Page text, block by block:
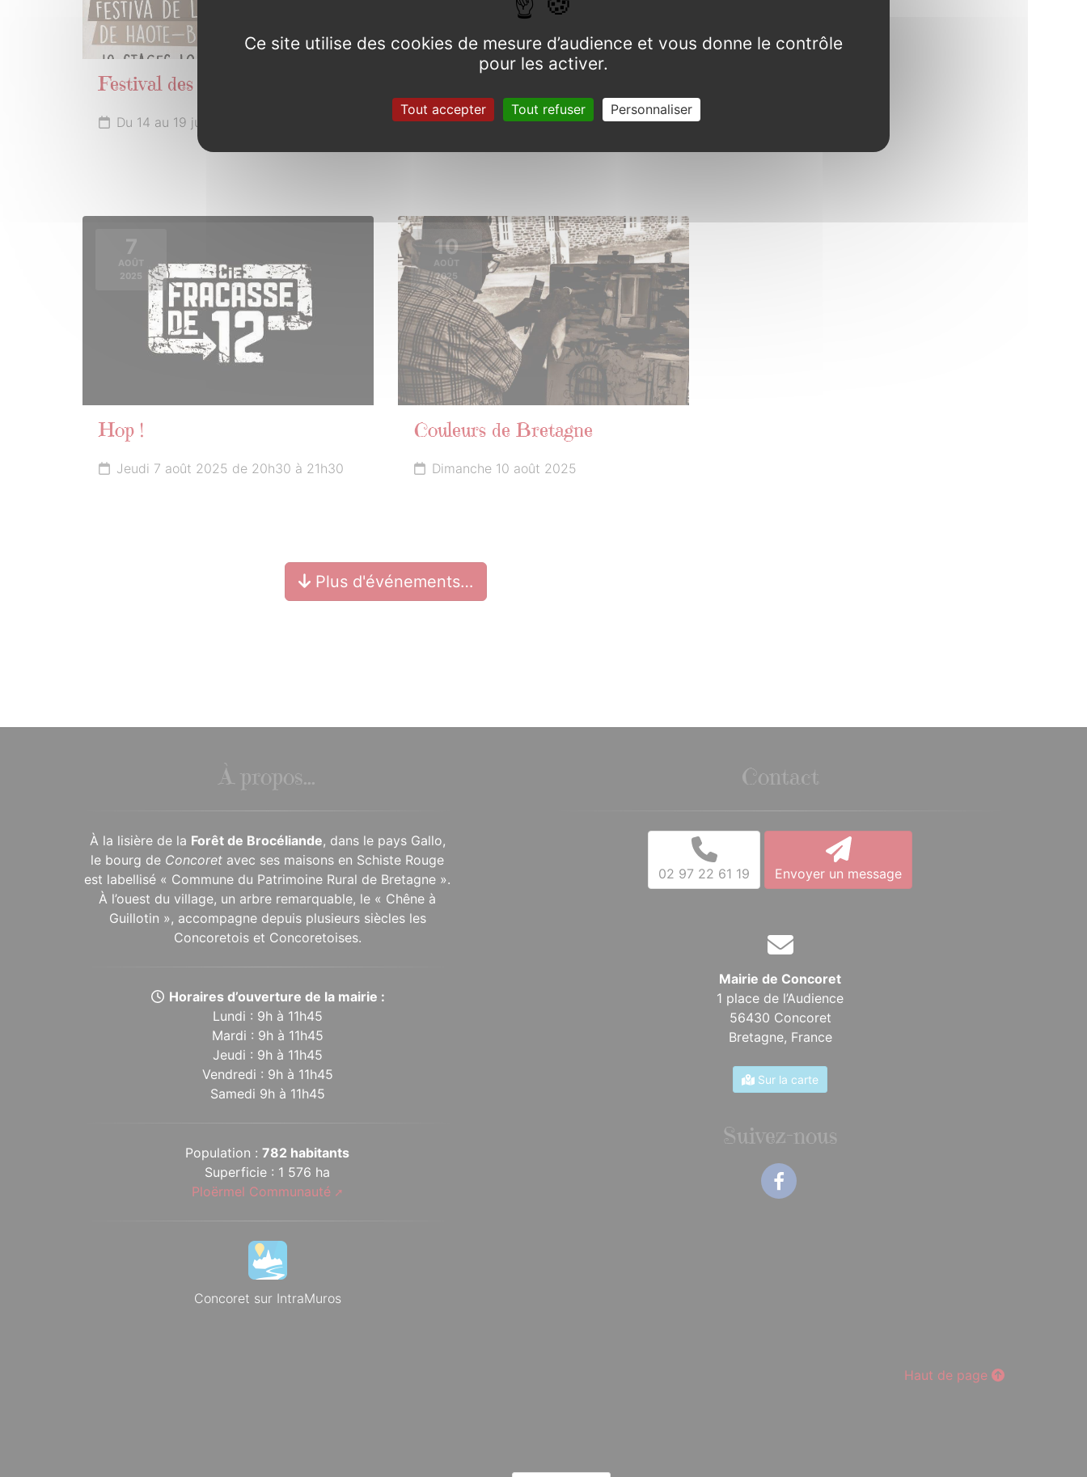
Festival des assembllées galèzes
Du 14 au 19 juillet 2025
Samedi 26 juillet 2025 de 18h00 à
7
AOÛT
2025
Hop !
Jeudi 7 août 2025 de 20h30 à 21h30
10
AOÛT
2025
Couleurs de Bretagne
Dimanche 10 août 2025
Plus d'événements…
À propos...
À la lisière de la Forêt de Brocéliande, dans le pays Gallo,
le bourg de Concoret avec ses maisons en Schiste Rouge
est labellisé « Commune du Patrimoine Rural de Bretagne ».
À l’ouest du village, un arbre remarquable, le « Chêne à
Guillotin », accompagne depuis plusieurs siècles les
Concoretois et Concoretoises.
Horaires d’ouverture de la mairie :
Lundi : 9h à 11h45
Mardi : 9h à 11h45
Jeudi : 9h à 11h45
Vendredi : 9h à 11h45
Samedi 9h à 11h45
Population :782 habitants
Superficie : 1 576 ha
Ploërmel Communauté
Concoret sur IntraMuros
Contact
02 97 22 61 19 Envoyer un message
Mairie de Concoret
1 place de l’Audience
56430 Concoret
Bretagne, France
Sur la carte
Suivez-nous
Haut de page
Ce site utilise des cookies de mesure d’audience et vous donne le contrôle
pour les activer.
Tout accepter Tout refuser Personnaliser